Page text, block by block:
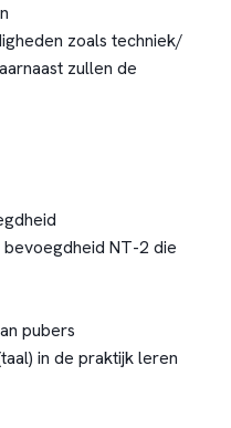
zoals techniek/
zullen de
bevoegdheid NT-2 die
pubers
in de praktijk leren